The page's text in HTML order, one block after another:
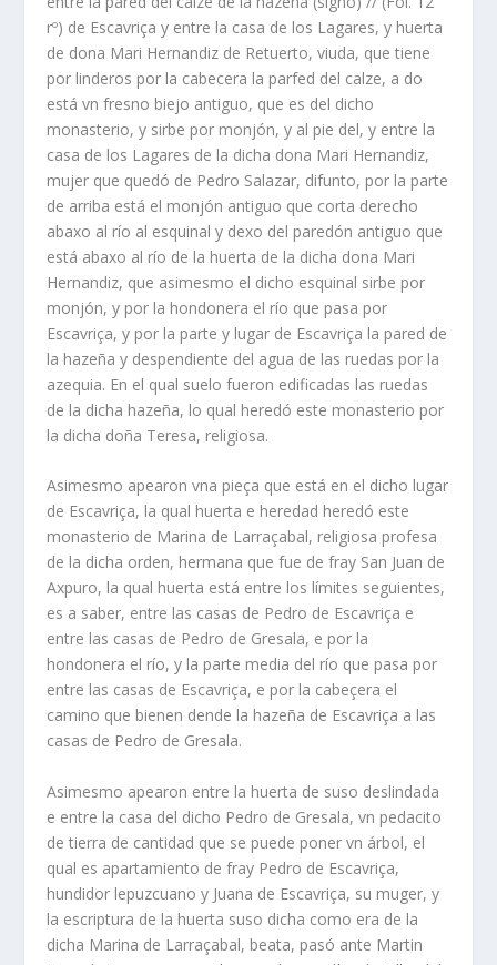
rº) de Escavriça y entre la casa de los Lagares, y huerta
de dona Mari Hernandiz de Retuerto, viuda, que tiene
por linderos por la cabecera la parfed del calze, a do
está vn fresno biejo antiguo, que es del dicho
monasterio, y sirbe por monjón, y al pie del, y entre la
casa de los Lagares de la dicha dona Mari Hernandiz,
mujer que quedó de Pedro Salazar, difunto, por la parte
de arriba está el monjón antiguo que corta derecho
abaxo al río al esquinal y dexo del paredón antiguo que
está abaxo al río de la huerta de la dicha dona Mari
Hernandiz, que asimesmo el dicho esquinal sirbe por
monjón, y por la hondonera el río que pasa por
Escavriça, y por la parte y lugar de Escavriça la pared de
la hazeña y despendiente del agua de las ruedas por la
azequia. En el qual suelo fueron edificadas las ruedas
de la dicha hazeña, lo qual heredó este monasterio por
la dicha doña Teresa, religiosa.
Asimesmo apearon vna pieça que está en el dicho lugar
de Escavriça, la qual huerta e heredad heredó este
monasterio de Marina de Larraçabal, religiosa profesa
de la dicha orden, hermana que fue de fray San Juan de
Axpuro, la qual huerta está entre los límites seguientes,
es a saber, entre las casas de Pedro de Escavriça e
entre las casas de Pedro de Gresala, e por la
hondonera el río, y la parte media del río que pasa por
entre las casas de Escavriça, e por la cabeçera el
camino que bienen dende la hazeña de Escavriça a las
casas de Pedro de Gresala.
Asimesmo apearon entre la huerta de suso deslindada
e entre la casa del dicho Pedro de Gresala, vn pedacito
de tierra de cantidad que se puede poner vn árbol, el
qual es apartamiento de fray Pedro de Escavriça,
hundidor lepuzcuano y Juana de Escavriça, su muger, y
la escriptura de la huerta suso dicha como era de la
dicha Marina de Larraçabal, beata, pasó ante Martin